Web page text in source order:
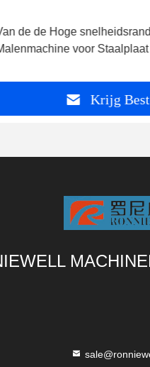
de de Hoge
voor
Krijg